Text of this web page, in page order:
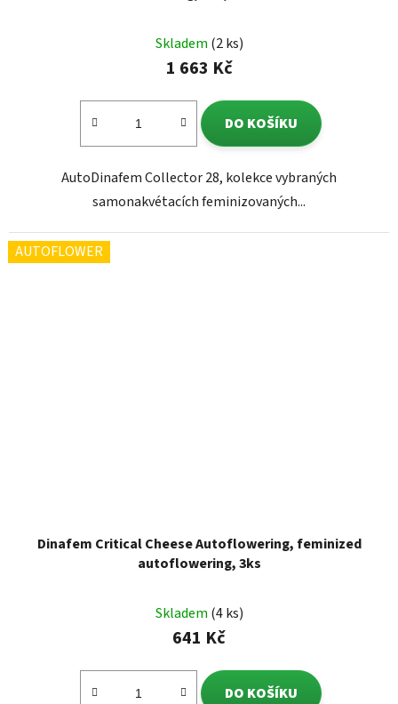
Skladem (2 ks)
1 663 Kč
DO KOŠÍKU
AutoDinafem Collector 28, kolekce vybraných
samonakvétacích feminizovaných...
AUTOFLOWER
Dinafem Critical Cheese Autoflowering, feminized
autoflowering, 3ks
Skladem (4 ks)
641 Kč
DO KOŠÍKU